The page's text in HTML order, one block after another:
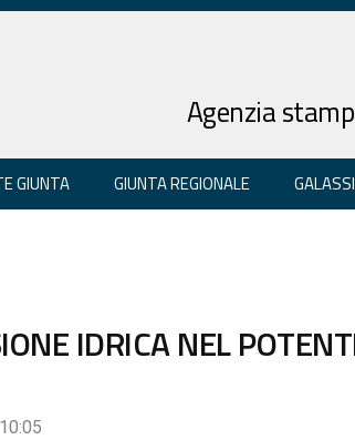
Agenzia
GIUNTA GIUNTA REGIONALE
IDRICA NEL
10:05